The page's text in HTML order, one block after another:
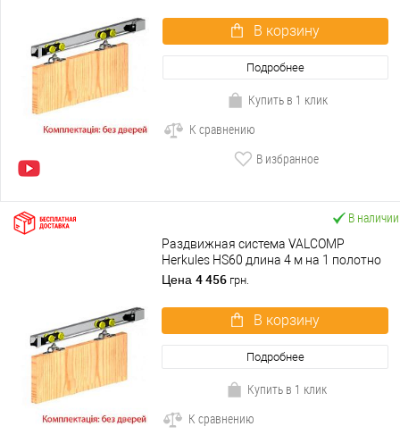
В корзину
Подробнее
Купить в 1 клик
К сравнению
В избранное
В наличии
Раздвижная система VALCOMP
Herkules HS60 длина 4 м на 1 полотно
весом до 60 кг
Цена 4 456 грн.
В корзину
Подробнее
Купить в 1 клик
К сравнению